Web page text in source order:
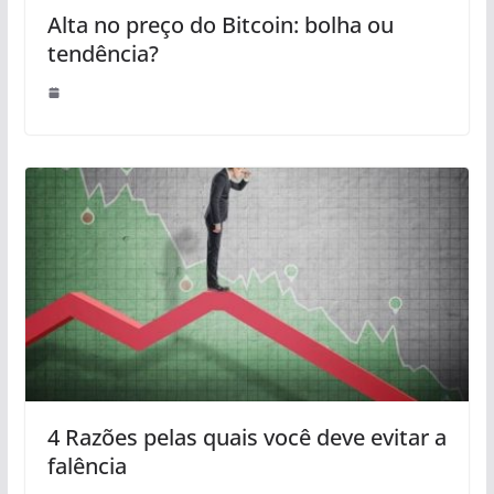
Alta no preço do Bitcoin: bolha ou
tendência?
4 Razões pelas quais você deve evitar a
falência